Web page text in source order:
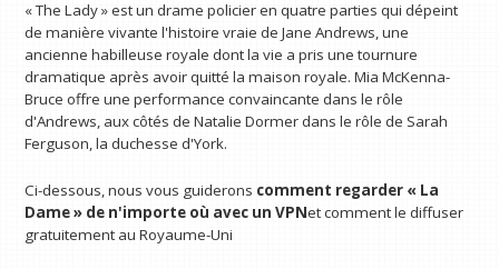
« The Lady » est un drame policier en quatre parties qui dépeint
de manière vivante l'histoire vraie de Jane Andrews, une
ancienne habilleuse royale dont la vie a pris une tournure
dramatique après avoir quitté la maison royale. Mia McKenna-
Bruce offre une performance convaincante dans le rôle
d'Andrews, aux côtés de Natalie Dormer dans le rôle de Sarah
Ferguson, la duchesse d'York.
Ci-dessous, nous vous guiderons comment regarder « La
Dame » de n'importe où avec un VPNet comment le diffuser
gratuitement au Royaume-Uni